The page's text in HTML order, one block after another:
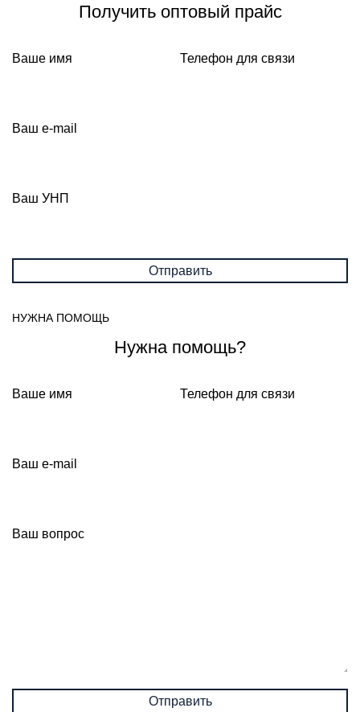
Получить оптовый прайс
Ваше имя Телефон для связи
Ваш e-mail
Ваш УНП
НУЖНА ПОМОЩЬ
Нужна помощь?
Ваше имя Телефон для связи
Ваш e-mail
Ваш вопрос